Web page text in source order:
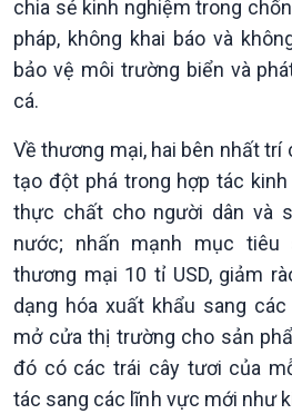
Văn hoá & Du lịch
Tin Văn hoá & Du lịch
Chát với người nổi tiếng
Câu chuyện Thể thao
E-
chia sẻ kinh nghiệm trong
pháp, không khai báo và
bảo vệ môi trường biển và
cá.
Về thương mại, hai bên nhất
tạo đột phá trong hợp tác
thực chất cho người dân và
nước; nhấn mạnh mục
thương mại 10 tỉ USD, giảm
dạng hóa xuất khẩu sang
mở cửa thị trường cho sản
đó có các trái cây tươi của
tác sang các lĩnh vực mới như